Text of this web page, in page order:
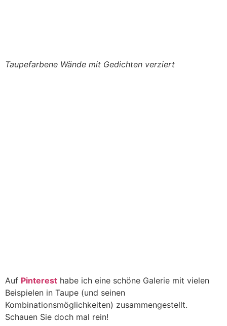
Taupefarbene Wände mit Gedichten verziert
Auf Pinterest habe ich eine schöne Galerie mit vielen
Beispielen in Taupe (und seinen
Kombinationsmöglichkeiten) zusammengestellt.
Schauen Sie doch mal rein!